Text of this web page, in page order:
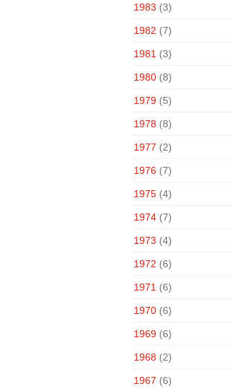
1983 (3)
1982 (7)
1981 (3)
1980 (8)
1979 (5)
1978 (8)
1977 (2)
1976 (7)
1975 (4)
1974 (7)
1973 (4)
1972 (6)
1971 (6)
1970 (6)
1969 (6)
1968 (2)
1967 (6)